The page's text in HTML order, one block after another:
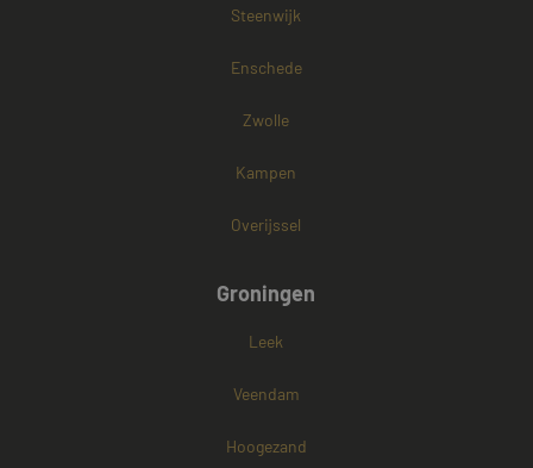
Steenwijk
Enschede
Zwolle
Kampen
Overijssel
Groningen
Leek
Veendam
Hoogezand